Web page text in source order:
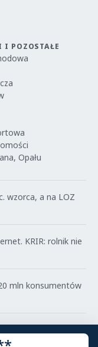
I POZOSTAŁE
Opału
wzorca, a na LOZ
KRIR: rolnik nie
mln konsumentów